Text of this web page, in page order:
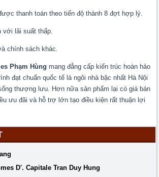
thanh toán theo tiến độ thành 8 đợt hợp lý.
lãi suất thấp.
chính sách khác.
Phạm Hùng mang đẳng cấp kiến trúc hoàn hảo
đạt chuẩn quốc tế là ngôi nhà bậc nhất Hà Nội
thượng lưu. Hơn nữa sản phẩm lại có giá bán
ưu đãi và hỗ trợ lớn tạo điều kiện rất thuận lợi
D'. Capitale Tran Duy Hung